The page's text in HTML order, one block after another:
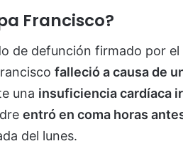
Francisco?
de defunción firmado por el
falleció a causa de
una insuficiencia cardíaca
entró en coma horas
del lunes.